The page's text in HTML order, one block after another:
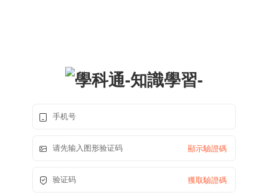
顯示驗證碼
獲取驗證碼